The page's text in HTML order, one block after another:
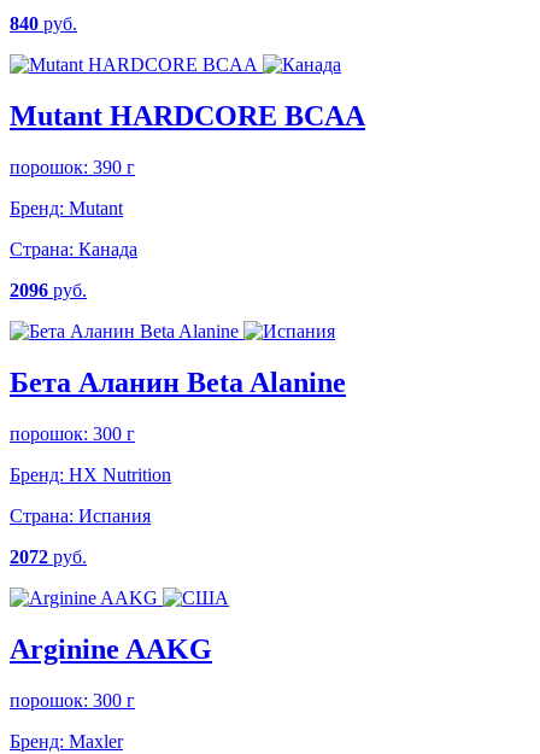
840 руб.
Mutant HARDCORE BCAA
порошок: 390 г
Бренд: Mutant
Страна: Канада
2096 руб.
Бета Аланин Beta Alanine
порошок: 300 г
Бренд: HX Nutrition
Страна: Испания
2072 руб.
Arginine AAKG
порошок: 300 г
Бренд: Maxler